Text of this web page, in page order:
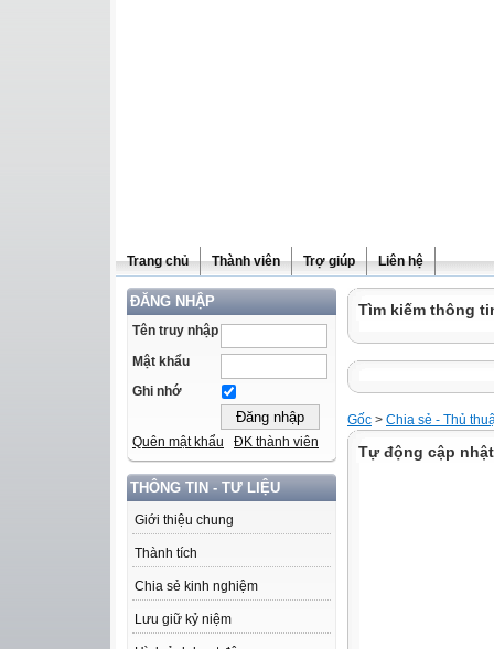
Trang chủ Thành viên Trợ giúp Liên hệ
ĐĂNG NHẬP
Tên truy nhập
Mật khẩu
Ghi nhớ
Quên mật khẩu ĐK thành viên
THÔNG TIN - TƯ LIỆU
Giới thiệu chung
Thành tích
Chia sẻ kinh nghiệm
Lưu giữ kỷ niệm
Tìm kiếm thông
Gốc > Chia sẻ - Thủ
Tự động cập